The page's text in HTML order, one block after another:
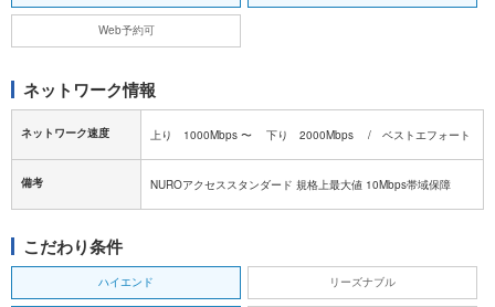
Web予約可
ネットワーク情報
ネットワーク速度 上り 1000Mbps 〜 下り 2000Mbps / ベストエフォート
備考 NUROアクセススタンダード 規格上最大値 10Mbps帯域保障
こだわり条件
ハイエンド リーズナブル